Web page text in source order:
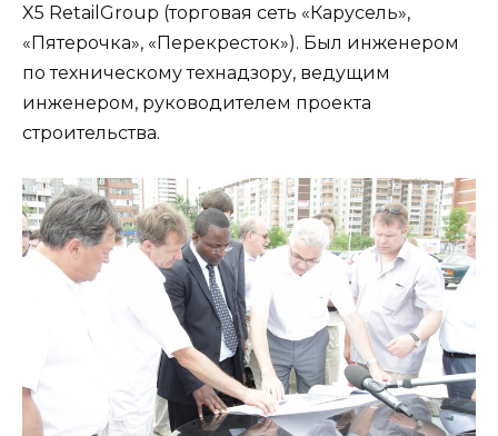
X5 RetailGroup (торговая сеть «Карусель»,
«Пятерочка», «Перекресток»). Был инженером
по техническому технадзору, ведущим
инженером, руководителем проекта
строительства.